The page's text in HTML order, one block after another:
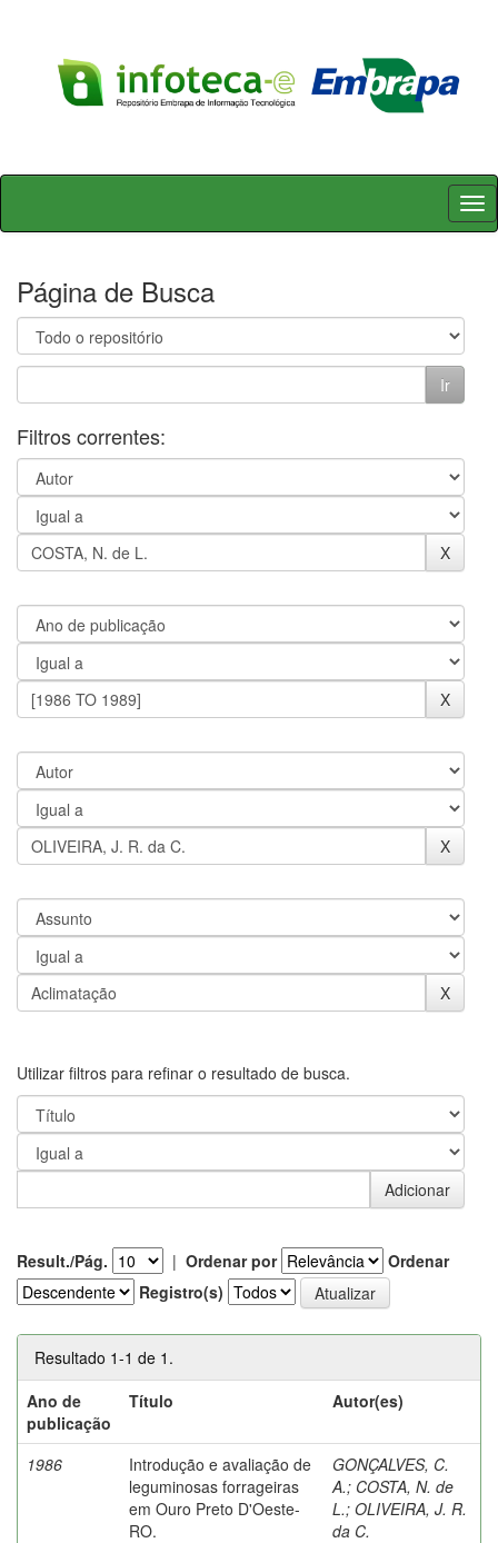
Skip
Página de Busca
Filtros correntes:
Utilizar filtros para refinar o resultado de busca.
Result./Pág. | Ordenar por
Ordenar
Registro(s)
Resultado 1-1 de 1.
Ano de
publicação
Título Autor(es)
1986
Introdução e avaliação de
leguminosas forrageiras
em Ouro Preto D'Oeste-
RO.
GONÇALVES, C.
A.; COSTA, N. de
L.; OLIVEIRA, J. R.
da C.